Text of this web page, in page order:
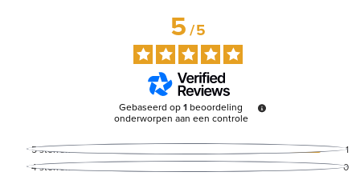
5/5
Gebaseerd op1beoordeling
onderworpen aan een controle
5sterren
1
4sterren 0